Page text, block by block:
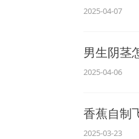
2025-04-07
男生阴茎
2025-04-06
香蕉自制
2025-03-23